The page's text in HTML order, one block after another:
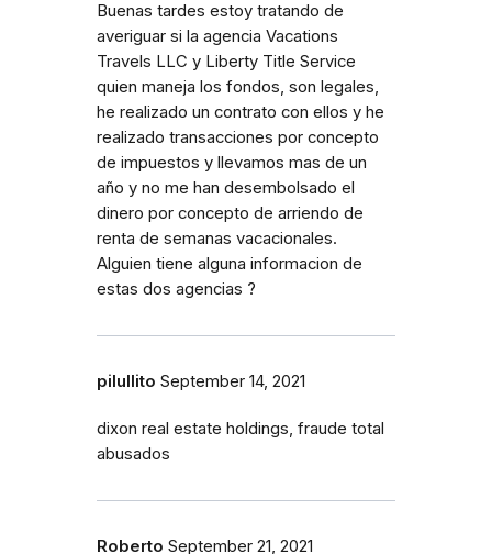
Buenas tardes estoy tratando de
averiguar si la agencia Vacations
Travels LLC y Liberty Title Service
quien maneja los fondos, son legales,
he realizado un contrato con ellos y he
realizado transacciones por concepto
de impuestos y llevamos mas de un
año y no me han desembolsado el
dinero por concepto de arriendo de
renta de semanas vacacionales.
Alguien tiene alguna informacion de
estas dos agencias ?
pilullito September 14, 2021
dixon real estate holdings, fraude total
abusados
Roberto September 21, 2021